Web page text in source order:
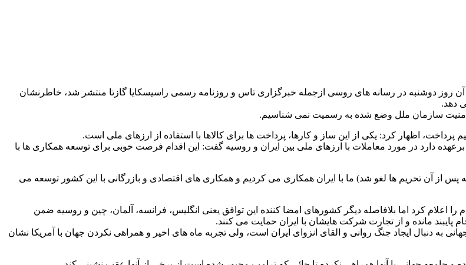
آن روز دوشنبه در رسانه های روسی ازجمله خبرگزاری تاس و روزنامه رسمی راسیسکایا گازتا منتشر شد، خاطرنشان
دهد.
امنیت سازمان ملل وضع شده به رسمیت نمی شناسیم.
اظهار کرد: یکی از این ساز و کارها، پرداخت ها برای کالاها با استفاده از ارزهای ملی است.
دارد در مورد معاملات با ارزهای ملی بین ایران و روسیه گفت: این اقدام فرصت خوبی برای توسعه همکاری ها با
داد: برای هیچکس تحریم های ضد ایرانی آمریکا تازگی ندارد؛ تا سال ۲۰۱۵ (که پس از آن تحریم ها لغو شد) ما با ایران همکاری می کردیم و همکاری های اقتصادی و بازرگانی با این کشور توسعه می
خروج آمریکا از برجام را اعلام کرد اما بلافاصله دیگر کشورهای امضا کننده این توافق یعنی انگلیس، فرانسه، آلمان، چین و روسیه ضمن
پایبند مانده و از تجارت شرکت هایشان با ایران حمایت می کنند.
به دنبال ایجاد جنگ روانی و القای انزوای ایران است، ولی تجربه ماه های اخیر و همراهی نکردن جهان با آمریکا نشان